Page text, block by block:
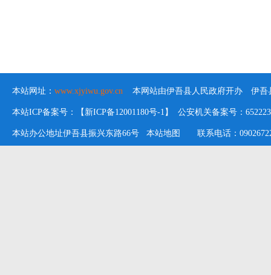
本站网址： www.xjyiwu.gov.cn 本网站由伊吾县人民政府开办 伊吾
本站ICP备案号：【新ICP备12001180号-1】 公安机关备案号：
本站办公地址伊吾县振兴东路66号 本站地图 联系电话：